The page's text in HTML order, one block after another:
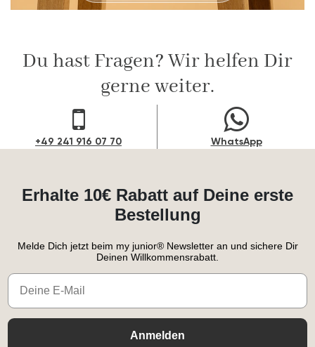
Du hast Fragen? Wir helfen Dir
gerne weiter.
+49 241 916 07 70 WhatsApp
Erhalte 10€ Rabatt auf Deine erste
Bestellung
Melde Dich jetzt beim my junior® Newsletter an und sichere Dir
Deinen Willkommensrabatt.
Email
Anmelden